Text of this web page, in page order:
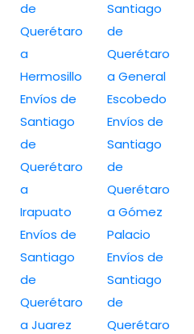
de
Querétaro
a
Hermosillo
Envíos de
Santiago
de
Querétaro
a
Irapuato
Envíos de
Santiago
de
Querétaro
a Juarez
Santiago
de
Querétaro
a General
Escobedo
Envíos de
Santiago
de
Querétaro
a Gómez
Palacio
Envíos de
Santiago
de
Querétaro